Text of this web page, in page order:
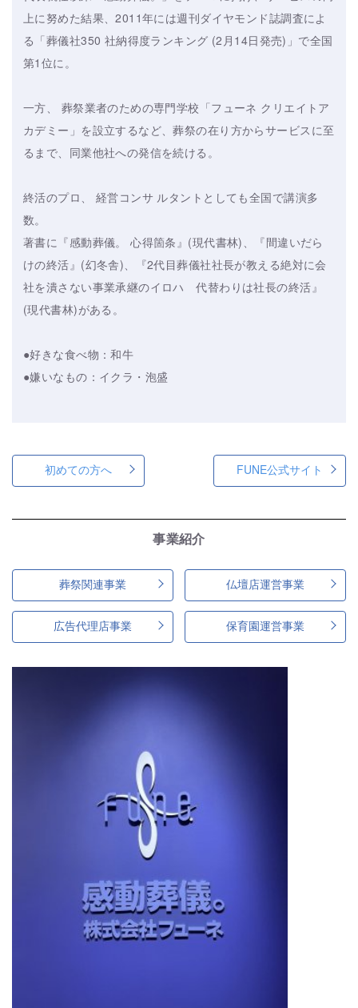
初めての方へ FUNE公式サイト
上に努めた結果、2011年には週刊ダイヤモンド誌調査によ
る「葬儀社350 社納得度ランキング (2月14日発売)」で全国
第1位に。
一方、 葬祭業者のための専門学校「フューネ クリエイトア
カデミー」を設立するなど、葬祭の在り方からサービスに至
るまで、同業他社への発信を続ける。
終活のプロ、 経営コンサ ルタントとしても全国で講演多
数。
著書に『感動葬儀。 心得箇条』(現代書林)、『間違いだら
けの終活』(幻冬舎)、『2代目葬儀社社長が教える絶対に会
社を潰さない事業承継のイロハ 代替わりは社長の終活』
(現代書林)がある。
●好きな食べ物：和牛
●嫌いなもの：イクラ・泡盛
事業紹介
葬祭関連事業 仏壇店運営事業
広告代理店事業 保育園運営事業